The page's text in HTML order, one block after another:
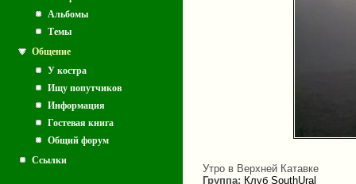
Альбомы
Темы
Общение
У костра
Ищу попутчиков
Информация
Гостевая книга
Общий форум
Ссылки
Утро в Верхней Катавке
Группа: Клуб SouthUral